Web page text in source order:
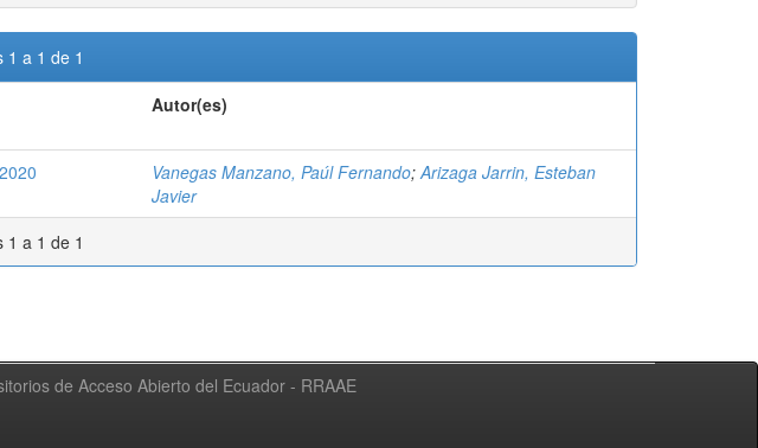
1 a 1 de 1
Autor(es)
Vanegas Manzano, Paúl Fernando;Arizaga Jarrin, Esteban
Javier
1 a 1 de 1
de Acceso Abierto del Ecuador - RRAAE